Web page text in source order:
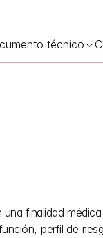
técnico
finalidad
perfil de